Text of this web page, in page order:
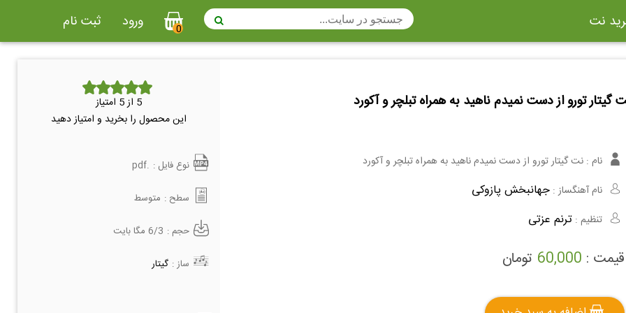
نت
سه تار
تار
گلوکن اشپیل
کنترباس
نی هفت بند وکال
ویولا
ثبت نام ورود 0
گیتار تورو از دست نمیدم ناهید به همراه تبلچر و آکورد
نام : نت گیتار تورو از دست نمیدم ناهید به همراه تبلچر و آکورد
نام آهنگساز : جهانبخش پازوکی
تنظیم : ترنم عزتی
قیمت : 60,000 تومان
5 از 5 امتیاز
این محصول را بخرید و امتیاز دهید
نوع فایل : .pdf
سطح : متوسط
حجم : 6/3 مگا بایت
ساز : گیتار